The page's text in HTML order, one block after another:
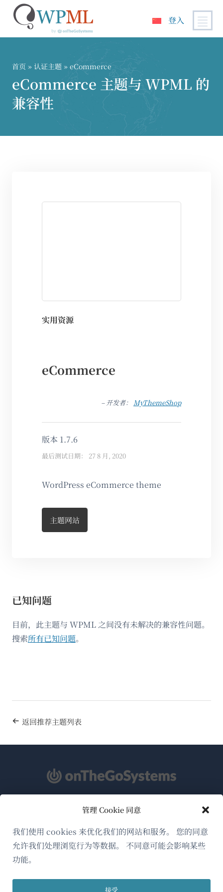
管理 Cookie 同意
我们使用 cookies 来优化我们的网站和服务。 您的同意
允许我们处理浏览行为等数据。 不同意可能会影响某些
功能。
接受
登入
首页 » 认证主题 » eCommerce
eCommerce 主题与 WPML 的
兼容性
实用资源
eCommerce
– 开发者： MyThemeShop
版本 1.7.6
最后测试日期： 27 8 月, 2020
WordPress eCommerce theme
主题网站
已知问题
目前，此主题与 WPML 之间没有未解决的兼容性问题。
搜索所有已知问题。
返回推荐主题列表
关于WPML
GDPR与隐私政策
加入我们的团队（在
新
新
新